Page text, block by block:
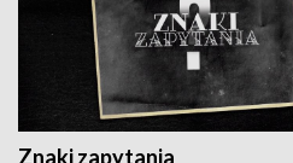
Znaki zapytania